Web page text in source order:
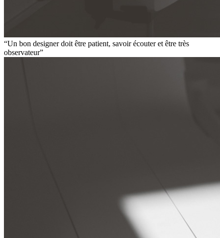
“Un bon designer doit être patient, savoir écouter et être très
observateur”